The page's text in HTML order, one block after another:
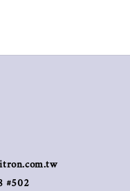
#502